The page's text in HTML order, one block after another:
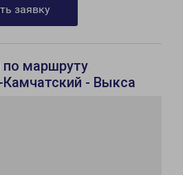
заявку
по маршруту
- Выкса